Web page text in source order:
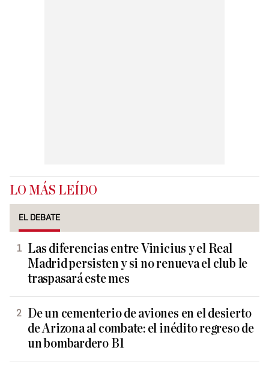
LO MÁS LEÍDO
EL DEBATE
Las diferencias entre Vinicius y el Real
Madrid persisten y si no renueva el club le
traspasará este mes
De un cementerio de aviones en el desierto
de Arizona al combate: el inédito regreso de
un bombardero B1